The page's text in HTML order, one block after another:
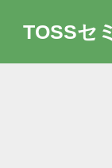
TOSSセ